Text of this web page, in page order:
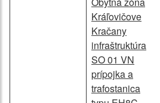
Kráľovičove
Kračany
infraštruktúra
SO 01 VN
prípojka a
trafostanica